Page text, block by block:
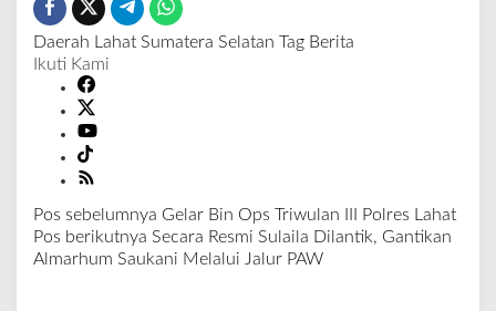
Daerah Lahat Sumatera Selatan Tag Berita
Ikuti Kami
N
a
Pos sebelumnya Gelar Bin Ops Triwulan III Polres Lahat
Pos berikutnya Secara Resmi Sulaila Dilantik, Gantikan
Almarhum Saukani Melalui Jalur PAW